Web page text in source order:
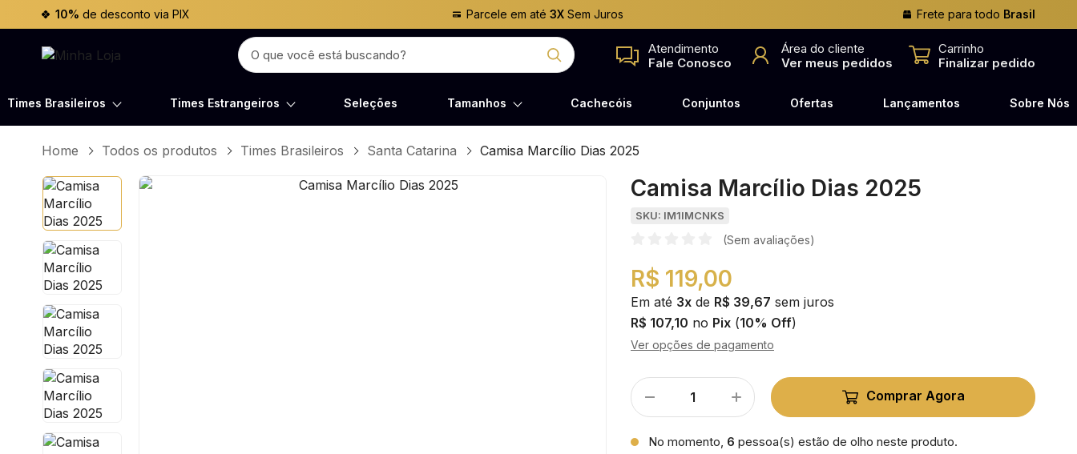
10% de desconto via PIX Parcele em até3X Sem Juros Frete para todo Brasil
Atendimento
Fale Conosco
Área do cliente
Ver meus pedidos
Carrinho
Finalizar pedido
Times Brasileiros Times Estrangeiros Seleções Tamanhos Cachecóis Conjuntos Ofertas Lançamentos Sobre Nós
Home Todos os produtos Times Brasileiros Santa Catarina Camisa Marcílio Dias 2025
Camisa Marcílio Dias 2025
SKU: IM1IMCNKS
(Sem avaliações)
R$ 119,00
Em até 3x de R$ 39,67 sem juros
R$ 107,10 no Pix (10% Off)
Ver opções de pagamento
Comprar Agora
No momento, 6 pessoa(s) estão de olho neste produto.